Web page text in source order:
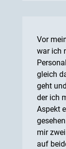
Vor
war ich
gleich
geht
der ich
Aspekt
mir
auf